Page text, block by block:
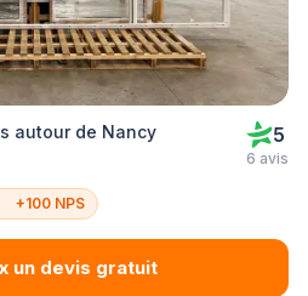
autour de Nancy 5
6 avis
+100 NPS
un devis gratuit